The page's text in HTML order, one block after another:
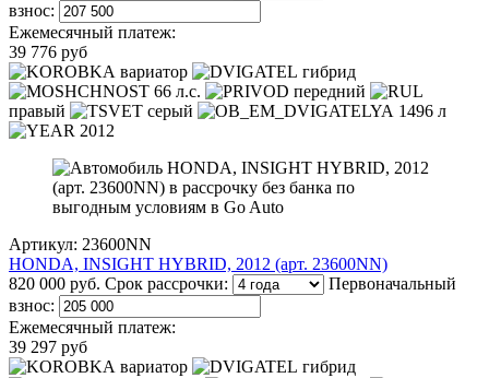
взнос:
Ежемесячный платеж:
39 776 руб
вариатор
гибрид
66 л.с.
передний
правый
серый
1496 л
2012
Артикул: 23600NN
HONDA, INSIGHT HYBRID, 2012 (арт. 23600NN)
820 000 руб. Срок рассрочки:
Первоначальный
взнос:
Ежемесячный платеж:
39 297 руб
вариатор
гибрид